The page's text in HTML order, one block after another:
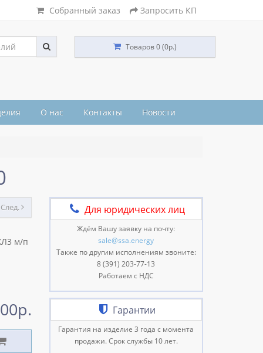
Собранный заказ Запросить КП
Товаров 0 (0р.)
О нас Контакты Новости
След.
м/п
Для юридических лиц
Ждём Вашу заявку на почту:
sale@ssa.energy
Также по другим исполнениям звоните:
8 (391) 203-77-13
Работаем с НДС
Гарантии
Гарантия на изделие 3 года с момента
продажи. Срок службы 10 лет.